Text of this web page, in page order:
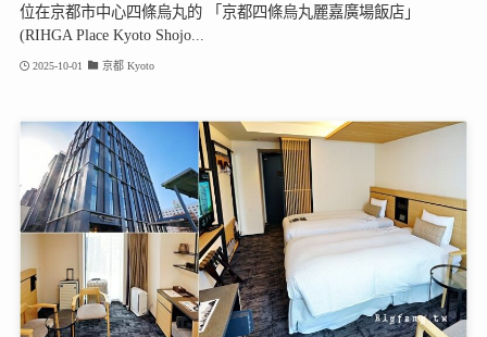
位在京都市中心四條烏丸的 「京都四條烏丸麗嘉廣場飯店」
(RIHGA Place Kyoto Shojo...
2025-10-01 京都 Kyoto